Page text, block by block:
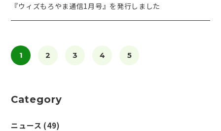
『ウィズもろやま通信1月号』を発行しました
1 2 3 4 5
Category
ニュース (49)